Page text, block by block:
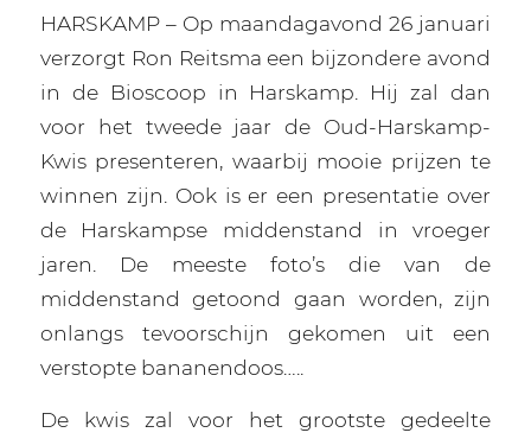
HARSKAMP – Op maandagavond 26 januari
verzorgt Ron Reitsma een bijzondere avond
in de Bioscoop in Harskamp. Hij zal dan
voor het tweede jaar de Oud-Harskamp-
Kwis presenteren, waarbij mooie prijzen te
winnen zijn. Ook is er een presentatie over
de Harskampse middenstand in vroeger
jaren. De meeste foto’s die van de
middenstand getoond gaan worden, zijn
onlangs tevoorschijn gekomen uit een
verstopte bananendoos…..
De kwis zal voor het grootste gedeelte